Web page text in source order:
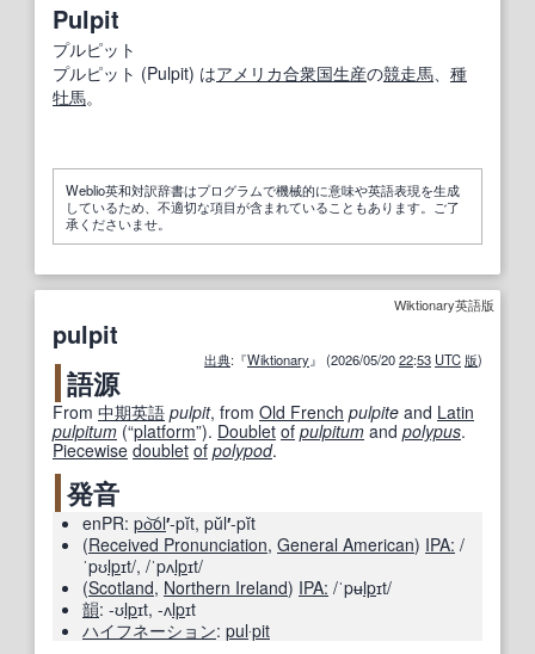
Pulpit
プルピット
プルピット (Pulpit) はアメリカ合衆国生産の競走馬、 種
牡馬。
Weblio英和対訳辞書はプログラムで機械的に意味や英語表現を生成
しているため、不適切な項目が含まれていることもあります。ご了
承くださいませ。
Wiktionary英語版
pulpit
出典:『Wiktionary』 (2026/05/2022:53 UTC 版)
語源
From 中期英語 pulpit, from Old French pulpite and Latin
pulpitum (“platform”). Doublet of pulpitum and polypus.
Piecewise doublet of polypod.
発音
enPR: pool′-pĭt, pŭl′-pĭt
(Received Pronunciation, General American) IPA: /
ˈpʊlpɪt/, /ˈpʌlpɪt/
(Scotland, Northern Ireland) IPA: /ˈpʉlpɪt/
韻: -ʊlpɪt, -ʌlpɪt
ハイフネーション: pul‧pit